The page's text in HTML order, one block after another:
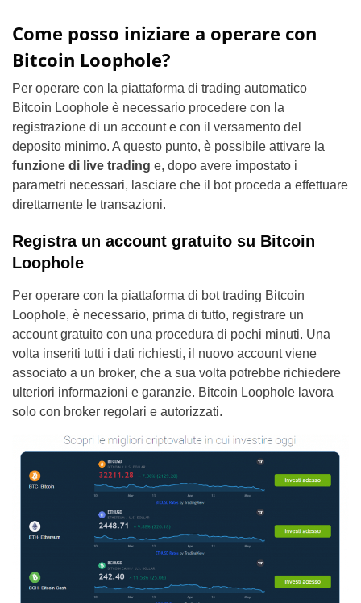
Come posso iniziare a operare con
Bitcoin Loophole?
Per operare con la piattaforma di trading automatico
Bitcoin Loophole è necessario procedere con la
registrazione di un account e con il versamento del
deposito minimo. A questo punto, è possibile attivare la
funzione di live trading e, dopo avere impostato i
parametri necessari, lasciare che il bot proceda a effettuare
direttamente le transazioni.
Registra un account gratuito su Bitcoin
Loophole
Per operare con la piattaforma di bot trading Bitcoin
Loophole, è necessario, prima di tutto, registrare un
account gratuito con una procedura di pochi minuti. Una
volta inseriti tutti i dati richiesti, il nuovo account viene
associato a un broker, che a sua volta potrebbe richiedere
ulteriori informazioni e garanzie. Bitcoin Loophole lavora
solo con broker regolari e autorizzati.